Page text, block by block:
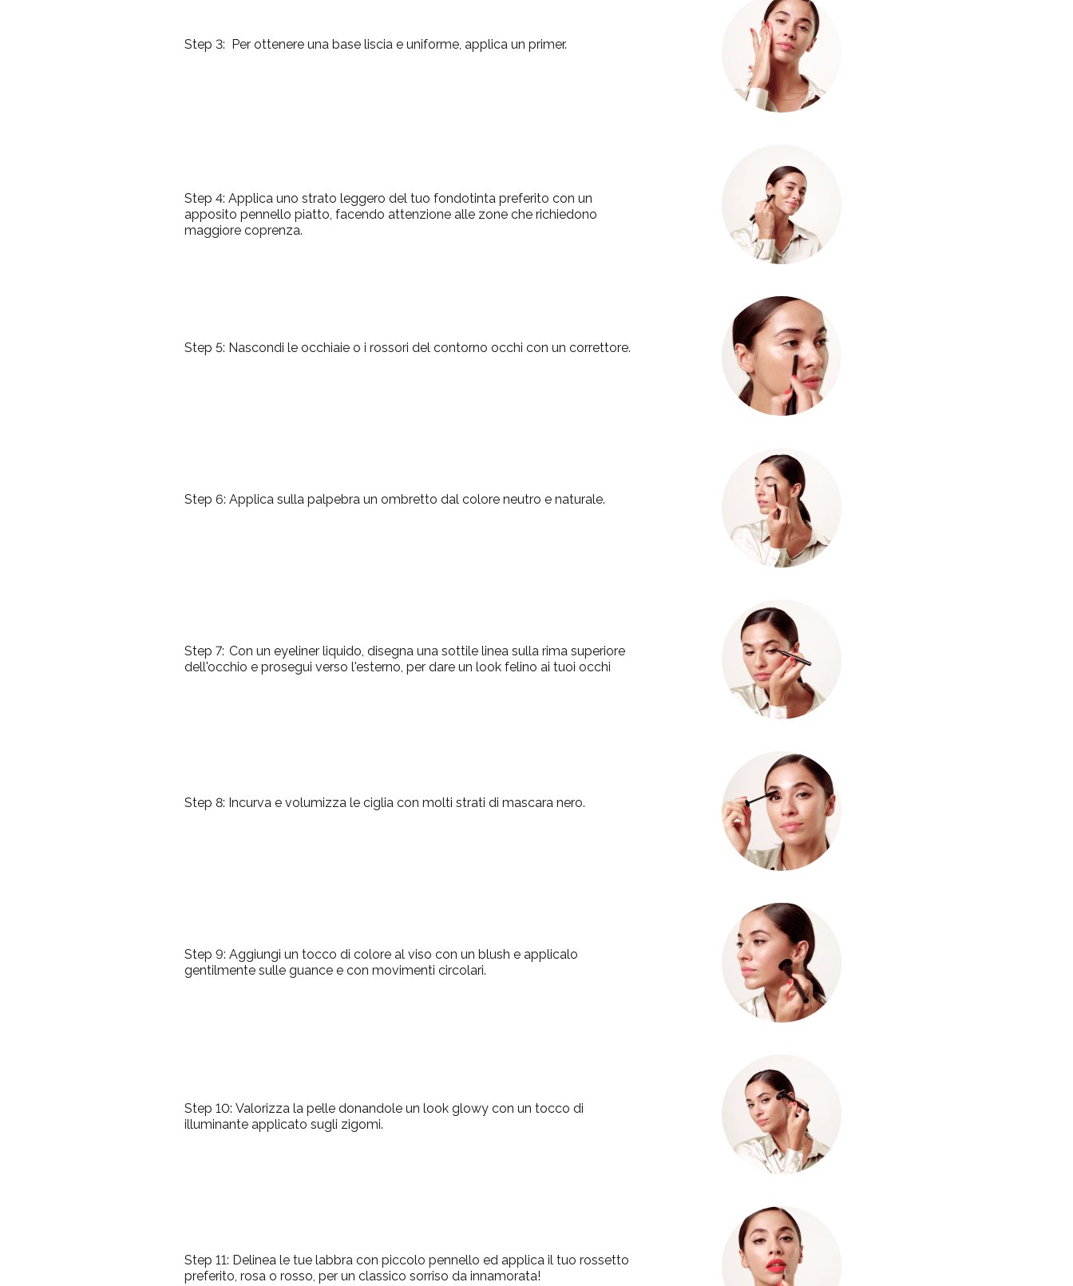
Step 3: Per ottenere una base liscia e uniforme, applica un primer.
Step 4: Applica uno strato leggero del tuo fondotinta preferito con un
apposito pennello piatto, facendo attenzione alle zone che richiedono
maggiore coprenza.
Step 5: Nascondi le occhiaie o i rossori del contorno occhi con un correttore.
Step 6: Applica sulla palpebra un ombretto dal colore neutro e naturale.
Step 7: Con un eyeliner liquido, disegna una sottile linea sulla rima superiore
dell'occhio e prosegui verso l'esterno, per dare un look felino ai tuoi occhi
Step 8: Incurva e volumizza le ciglia con molti strati di mascara nero.
Step 9: Aggiungi un tocco di colore al viso con un blush e applicalo
gentilmente sulle guance e con movimenti circolari.
Step 10: Valorizza la pelle donandole un look glowy con un tocco di
illuminante applicato sugli zigomi.
Step 11: Delinea le tue labbra con piccolo pennello ed applica il tuo rossetto
preferito, rosa o rosso, per un classico sorriso da innamorata!